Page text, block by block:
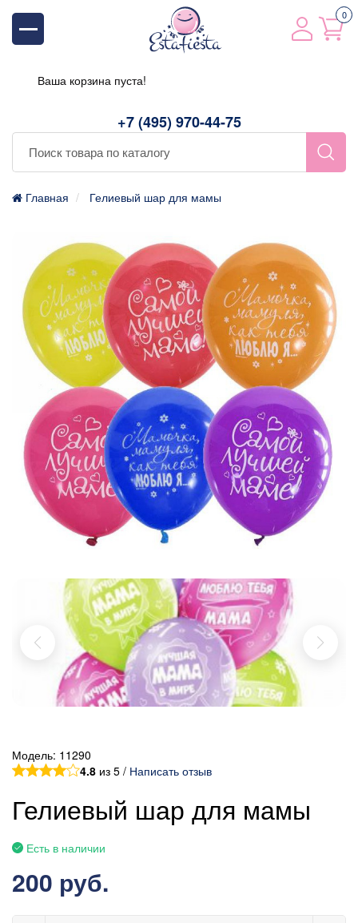
+7 (495) 970-44-75
0
Ваша корзина пуста!
Главная Гелиевый шар для мамы
Модель: 11290
4.8 из 5 / Написать отзыв
Гелиевый шар для мамы
Есть в наличии
200 руб.